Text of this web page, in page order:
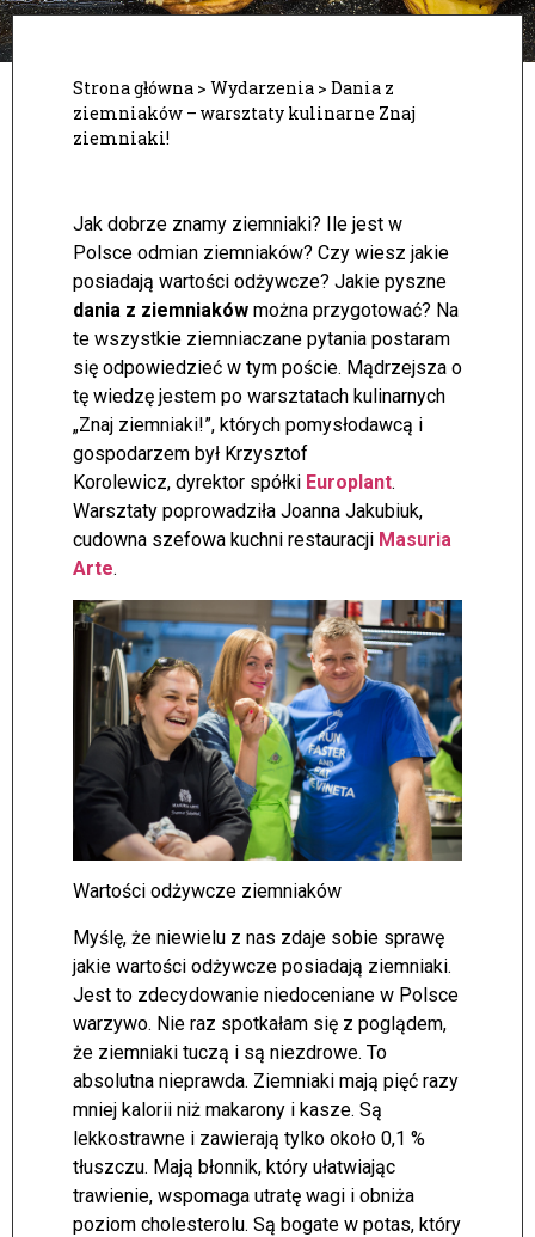
Strona główna > Wydarzenia > Dania z
ziemniaków – warsztaty kulinarne Znaj
ziemniaki!
Jak dobrze znamy ziemniaki? Ile jest w
Polsce odmian ziemniaków? Czy wiesz jakie
posiadają wartości odżywcze? Jakie pyszne
dania z ziemniaków można przygotować? Na
te wszystkie ziemniaczane pytania postaram
się odpowiedzieć w tym poście. Mądrzejsza o
tę wiedzę jestem po warsztatach kulinarnych
„Znaj ziemniaki!”, których pomysłodawcą i
gospodarzem był Krzysztof
Korolewicz, dyrektor spółki Europlant.
Warsztaty poprowadziła Joanna Jakubiuk,
cudowna szefowa kuchni restauracji Masuria
Arte.
Wartości odżywcze ziemniaków
Myślę, że niewielu z nas zdaje sobie sprawę
jakie wartości odżywcze posiadają ziemniaki.
Jest to zdecydowanie niedoceniane w Polsce
warzywo. Nie raz spotkałam się z poglądem,
że ziemniaki tuczą i są niezdrowe. To
absolutna nieprawda. Ziemniaki mają pięć razy
mniej kalorii niż makarony i kasze. Są
lekkostrawne i zawierają tylko około 0,1 %
tłuszczu. Mają błonnik, który ułatwiając
trawienie, wspomaga utratę wagi i obniża
poziom cholesterolu. Są bogate w potas, który